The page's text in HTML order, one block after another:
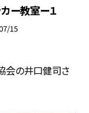
ー教室ー１
15
会の井口健司さ